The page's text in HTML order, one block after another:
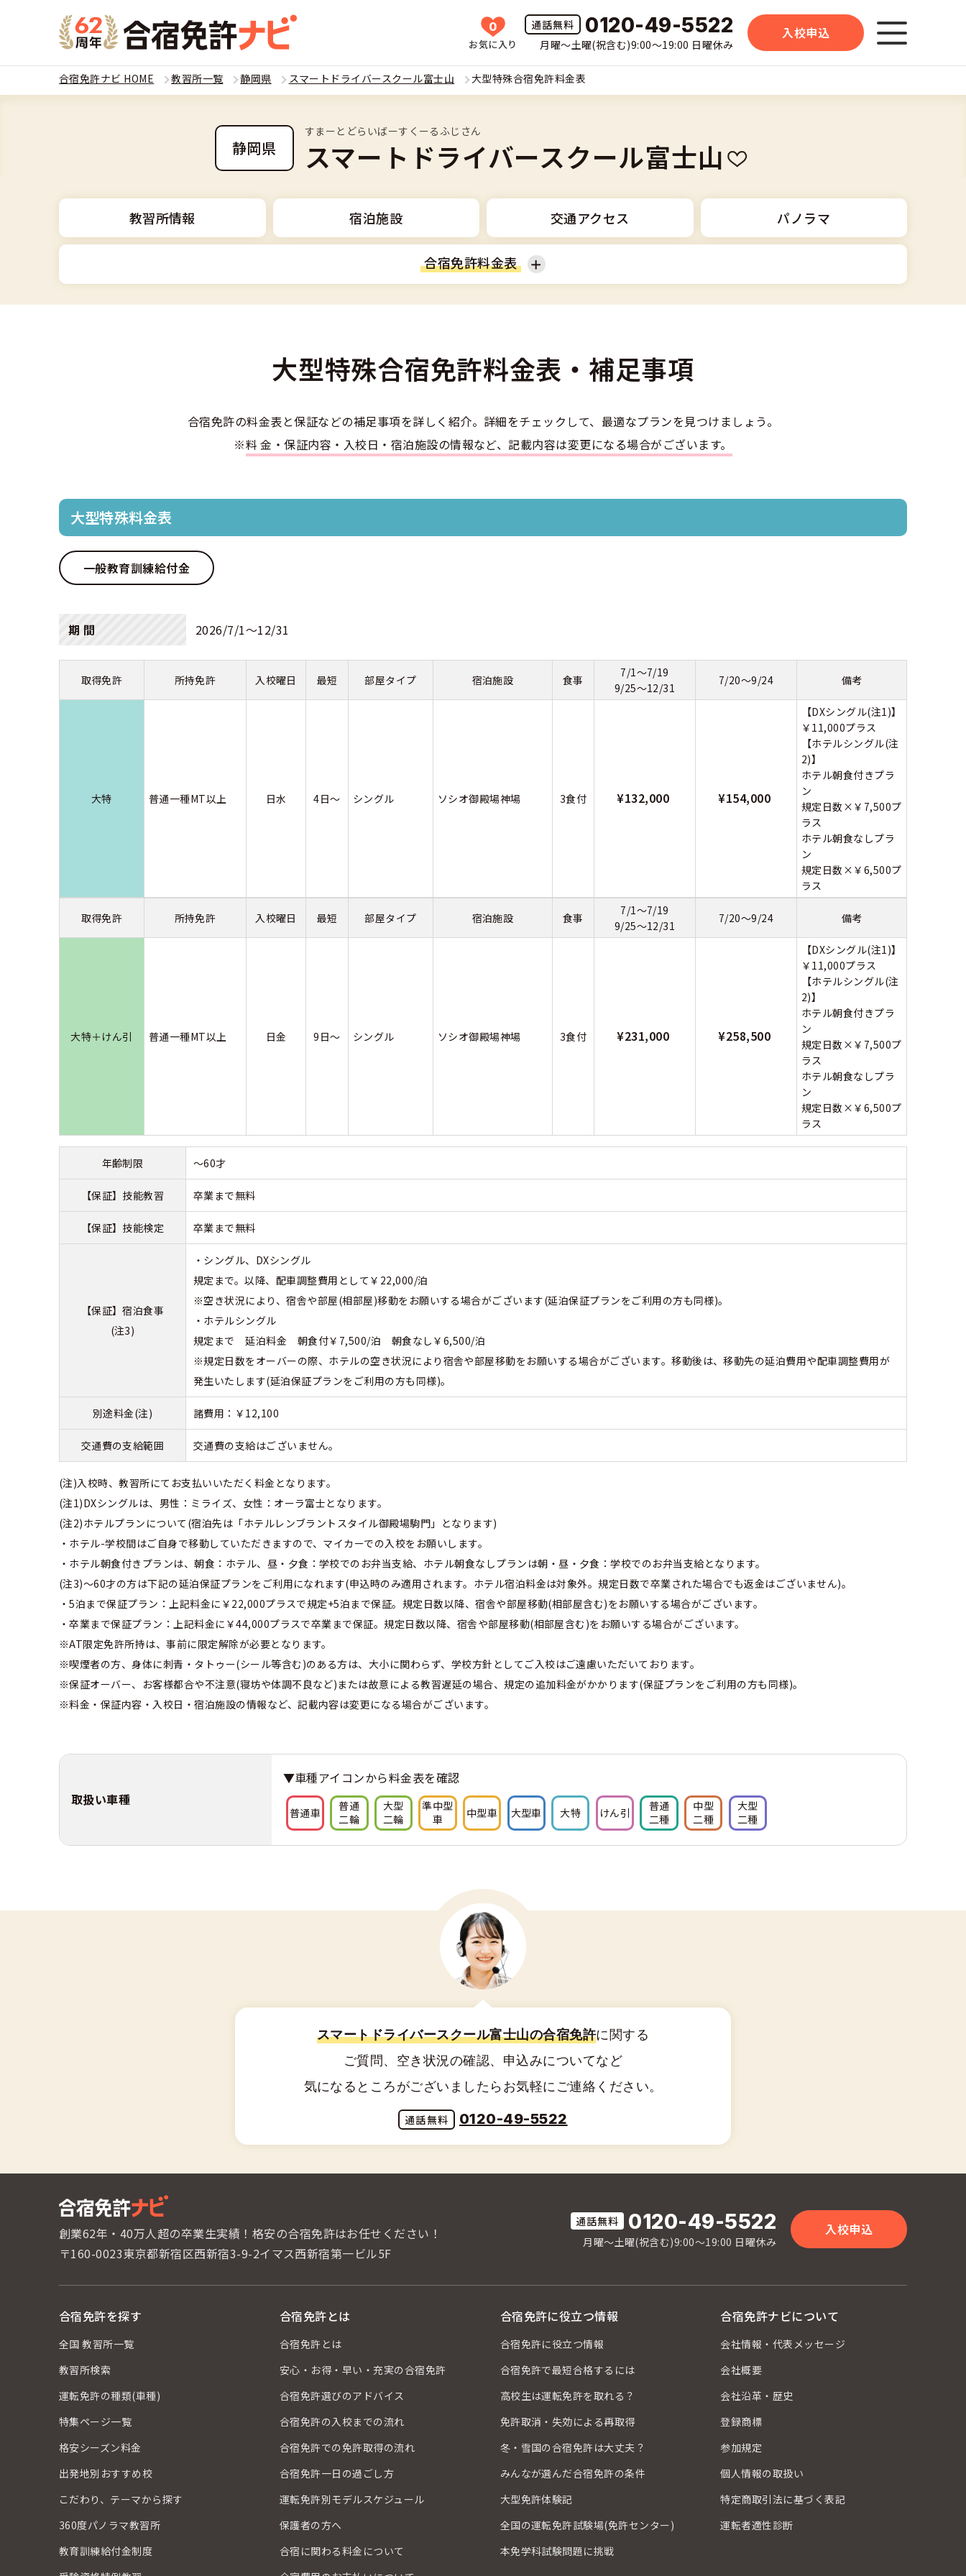
0
お気に入り
0120-49-5522
月曜〜土曜(祝含む)9:00〜19:00 日曜休み
入校申込
教習所一覧
運転免許の種類(車種)を選ぶ
普通車
中型車
大特
普通二種
合宿免許を探す
教習所検索
運転免許の種類(車種)
格安シーズン料金
こだわり、テーマから探す
360度パノラマ教習所
合宿免許とは
安心・お得・早い・充実の合宿免許
合宿免許の入校までの流れ
合宿免許一日の過ごし方
保護者の方へ
合宿に関わる料金について
合宿免許 体験談・口コミ
合宿免許 よくある質問
高校生は運転免許を取れる？
冬・雪国の合宿免許は大丈夫？
全国の運転免許試験場(免許センター)
会社概要
登録商標
運転者適性診断
0120-49-5522
入校申込
合宿免許ナビ HOME 教習所一覧 静岡県 スマートドライバースクール富士山 大型特殊合宿免許料金表
静岡県
すまーとどらいばーすくーるふじさん
スマートドライバースクール富士山
教習所情報 宿泊施設 交通アクセス パノラマ
合宿免許料金表
中型車
けん引 普通二種
中型二種 大型二種
大型特殊合宿免許料金表・補足事項
合宿免許の料金表と保証などの補足事項を詳しく紹介。詳細をチェックして、最適なプランを見つけましょう。
※
料金・保証内容・入校日・宿泊施設の情報など、記載内容は変更になる場合がございます。
大型特殊料金表
一般教育訓練給付金
期 間 2026/7/1〜12/31
取得免許 所持免許 入校曜日 最短 部屋タイプ 宿泊施設 食事
7/1～7/19
9/25～12/31
7/20～9/24 備考
大特 普通一種MT以上 日水 4日～ シングル ソシオ御殿場神場 3食付 ¥132,000 ¥154,000
【DXシングル(注1)】
￥11,000プラス
【ホテルシングル(注
2)】
ホテル朝食付きプラ
ン
規定日数×￥7,500プ
ラス
ホテル朝食なしプラ
ン
規定日数×￥6,500プ
ラス
取得免許 所持免許 入校曜日 最短 部屋タイプ 宿泊施設 食事
7/1～7/19
9/25～12/31
7/20～9/24 備考
大特＋けん引 普通一種MT以上 日金 9日～ シングル ソシオ御殿場神場 3食付 ¥231,000 ¥258,500
【DXシングル(注1)】
￥11,000プラス
【ホテルシングル(注
2)】
ホテル朝食付きプラ
ン
規定日数×￥7,500プ
ラス
ホテル朝食なしプラ
ン
規定日数×￥6,500プ
ラス
年齢制限 ～60才
【保証】技能教習 卒業まで無料
【保証】技能検定 卒業まで無料
【保証】宿泊食事
(注3)
・シングル、DXシングル
規定まで。以降、配車調整費用として￥22,000/泊
※空き状況により、宿舎や部屋(相部屋)移動をお願いする場合がございます(延泊保証プランをご利用の方も同様)。
・ホテルシングル
規定まで 延泊料金 朝食付￥7,500/泊 朝食なし￥6,500/泊
※規定日数をオーバーの際、ホテルの空き状況により宿舎や部屋移動をお願いする場合がございます。移動後は、移動先の延泊費用や配車調整費用が
発生いたします(延泊保証プランをご利用の方も同様)。
別途料金(注) 諸費用：￥12,100
交通費の支給範囲 交通費の支給はございません。
(注)入校時、教習所にてお支払いいただく料金となります。
(注1)DXシングルは、男性：ミライズ、女性：オーラ富士となります。
(注2)ホテルプランについて(宿泊先は「ホテルレンブラントスタイル御殿場駒門」となります)
・ホテル-学校間はご自身で移動していただきますので、マイカーでの入校をお願いします。
・ホテル朝食付きプランは、朝食：ホテル、昼・夕食：学校でのお弁当支給、ホテル朝食なしプランは朝・昼・夕食：学校でのお弁当支給となります。
(注3)～60才の方は下記の延泊保証プランをご利用になれます(申込時のみ適用されます。ホテル宿泊料金は対象外。規定日数で卒業された場合でも返金はございません)。
・5泊まで保証プラン：上記料金に￥22,000プラスで規定+5泊まで保証。規定日数以降、宿舎や部屋移動(相部屋含む)をお願いする場合がございます。
・卒業まで保証プラン：上記料金に￥44,000プラスで卒業まで保証。規定日数以降、宿舎や部屋移動(相部屋含む)をお願いする場合がございます。
※AT限定免許所持は、事前に限定解除が必要となります。
※喫煙者の方、身体に刺青・タトゥー(シール等含む)のある方は、大小に関わらず、学校方針としてご入校はご遠慮いただいております。
※保証オーバー、お客様都合や不注意(寝坊や体調不良など)または故意による教習遅延の場合、規定の追加料金がかかります(保証プランをご利用の方も同様)。
※料金・保証内容・入校日・宿泊施設の情報など、記載内容は変更になる場合がございます。
取扱い車種
▼車種アイコンから料金表を確認
普通車
普通
二輪
大型
二輪
準中型
車
中型車 大型車 大特 けん引
普通
二種
中型
二種
大型
二種
スマートドライバースクール富士山の合宿免許に関する
ご質問、空き状況の確認、申込みについてなど
気になるところがございましたらお気軽にご連絡ください。
0120-49-5522
創業62年・40万人超の卒業生実績！ 格安の合宿免許はお任せください！
〒160-0023東京都新宿区西新宿3-9-2イマス西新宿第一ビル5F
0120-49-5522
月曜〜土曜(祝含む)9:00〜19:00 日曜休み
入校申込
合宿免許を探す
全国 教習所一覧
教習所検索
運転免許の種類(車種)
特集ページ一覧
格安シーズン料金
出発地別おすすめ校
こだわり、テーマから探す
360度パノラマ教習所
教育訓練給付金制度
合宿免許とは
合宿免許とは
安心・お得・早い・充実の合宿免許
合宿免許選びのアドバイス
合宿免許の入校までの流れ
合宿免許での免許取得の流れ
合宿免許一日の過ごし方
運転免許別モデルスケジュール
保護者の方へ
合宿に関わる料金について
合宿免許に役立つ情報
合宿免許に役立つ情報
合宿免許で最短合格するには
高校生は運転免許を取れる？
免許取消・失効による再取得
冬・雪国の合宿免許は大丈夫？
みんなが選んだ合宿免許の条件
大型免許体験記
全国の運転免許試験場(免許センター)
本免学科試験問題に挑戦
合宿免許ナビについて
会社情報・代表メッセージ
会社概要
会社沿革・歴史
登録商標
参加規定
個人情報の取扱い
特定商取引法に基づく表記
運転者適性診断